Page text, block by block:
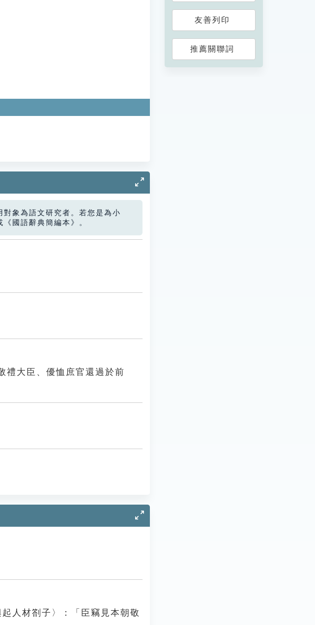
對象為語文研究者。若您是為小
國語辭典簡編本》。
禮大臣、優恤庶官還過於前
人材劄子〉：「臣竊見本朝敬
友善列印
推薦關聯詞